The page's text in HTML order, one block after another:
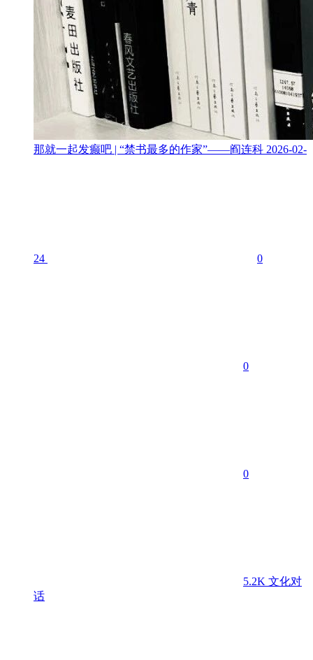
那就一起发癫吧 | “禁书最多的作家”——阎连科 2026-02-
24 0
0
0
5.2K 文化对
话